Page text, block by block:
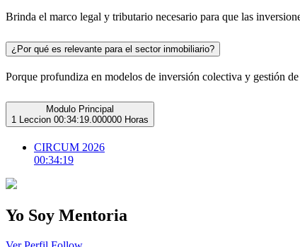
Brinda el marco legal y tributario necesario para que las
¿Por qué es relevante para el sector inmobiliario?
Porque profundiza en modelos de inversión colectiva y gestión
Modulo Principal
1 Leccion 00:34:19.000000 Horas
CIRCUM 2026
00:34:19
Yo Soy Mentoria